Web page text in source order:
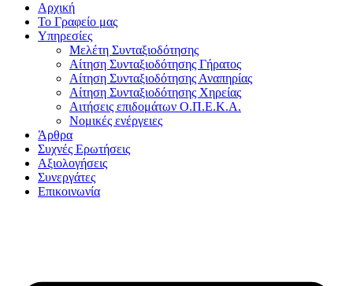
Αρχική
Το Γραφείο μας
Υπηρεσίες
Μελέτη Συνταξιοδότησης
Αίτηση Συνταξιοδότησης Γήρατος
Αίτηση Συνταξιοδότησης Αναπηρίας
Αίτηση Συνταξιοδότησης Χηρείας
Αιτήσεις επιδομάτων Ο.Π.Ε.Κ.Α.
Νομικές ενέργειες
Άρθρα
Συχνές Ερωτήσεις
Αξιολογήσεις
Συνεργάτες
Επικοινωνία